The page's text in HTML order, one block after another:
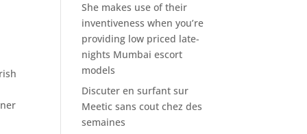
She makes use of their
inventiveness when you’re
providing low priced late-
nights Mumbai escort
models
Discuter en surfant sur
Meetic sans cout chez des
semaines